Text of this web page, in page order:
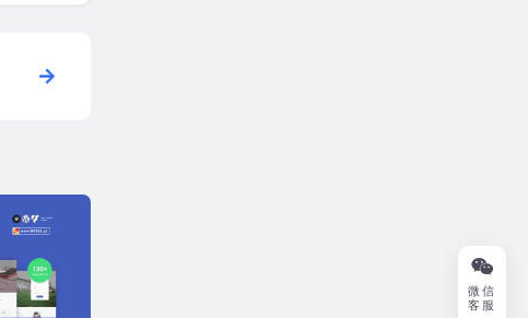
微信
客服